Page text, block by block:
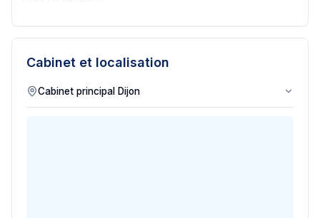
Cabinet et localisation